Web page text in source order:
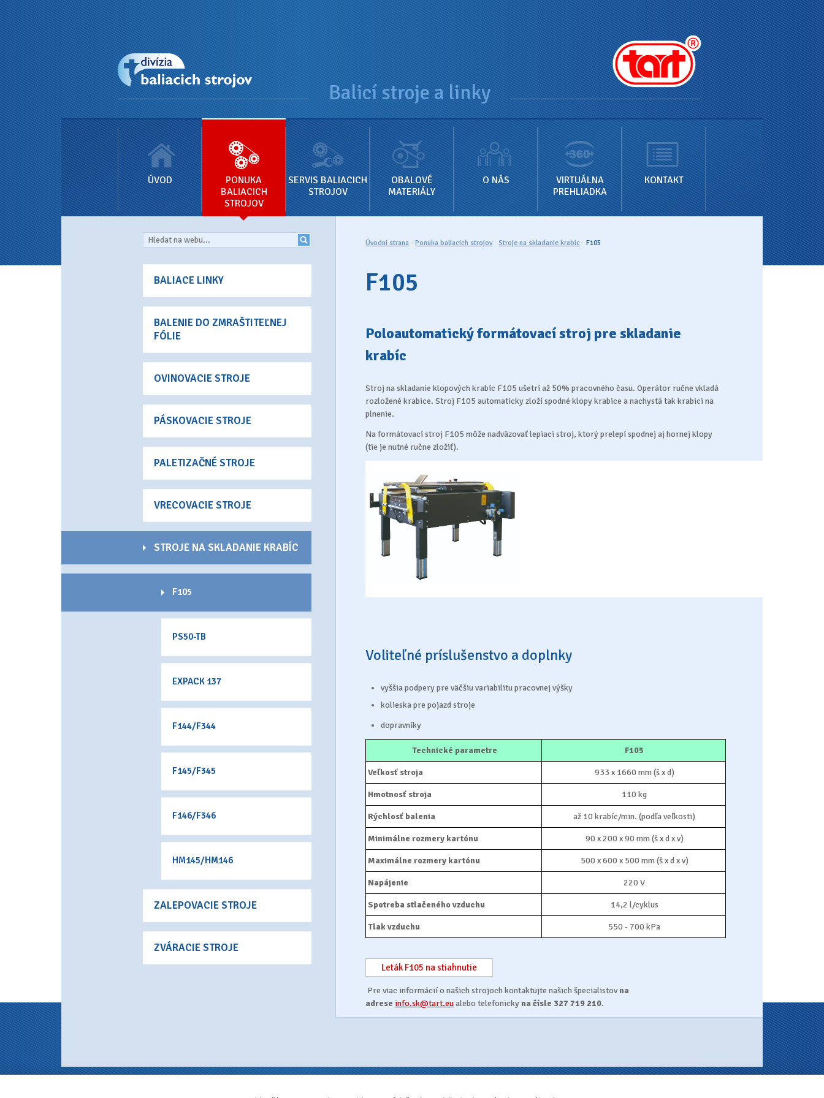
Balicí stroje a linky
ÚVOD
PONUKA
BALIACICH
STROJOV
SERVIS BALIACICH
STROJOV
OBALOVÉ
MATERIÁLY
O NÁS
VIRTUÁLNA
PREHLIADKA
KONTAKT
BALIACE LINKY
BALENIE DO ZMRAŠTITEĽNEJ
FÓLIE
OVINOVACIE STROJE
PÁSKOVACIE STROJE
PALETIZAČNÉ STROJE
VRECOVACIE STROJE
STROJE NA SKLADANIE KRABÍC
F105
PS50-TB
EXPACK 137
F144/F344
F145/F345
F146/F346
HM145/HM146
ZALEPOVACIE STROJE
ZVÁRACIE STROJE
Úvodní strana ·Ponuka baliacich strojov·Stroje na skladanie krabíc ·F105
F105
Poloautomatický formátovací stroj pre skladanie
krabíc
Stroj na skladanie klopových krabíc F105 ušetrí až 50% pracovného času. Operátor ručne vkladá
rozložené krabice. Stroj F105 automaticky zloží spodné klopy krabice a nachystá tak krabici na
plnenie.
Na formátovací stroj F105 môže nadväzovať lepiaci stroj, ktorý prelepí spodnej aj hornej klopy
(tie je nutné ručne zložiť).
Voliteľné príslušenstvo a doplnky
vyššia podpery pre väčšiu variabilitu pracovnej výšky
kolieska pre pojazd stroje
dopravníky
Technické parametre F105
Veľkosť stroja 933 x 1660 mm (š x d)
Hmotnosť stroja 110 kg
Rýchlosť balenia až 10 krabíc/min. (podľa veľkosti)
Minimálne rozmery kartónu 90 x 200 x 90 mm (š x d x v)
Maximálne rozmery kartónu 500 x 600 x 500 mm (š x d x v)
Napájenie 220 V
Spotreba stlačeného vzduchu 14,2 l/cyklus
Tlak vzduchu 550 - 700 kPa
Leták F105 na stiahnutie
Pre viac informácií o našich strojoch kontaktujte našich špecialistov na
adreseinfo.sk@tart.eualebo telefonicky na čísle 327 719 210.
Tehelná 7, 915 01 Nové Mesto nad Váhom tel.: +421 327 719 210